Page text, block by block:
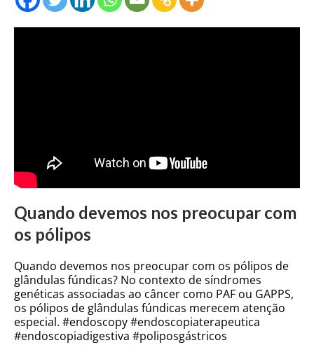
Quando devemos nos preocupar com
os pólipos
Quando devemos nos preocupar com os pólipos de
glândulas fúndicas? No contexto de síndromes
genéticas associadas ao câncer como PAF ou GAPPS,
os pólipos de glândulas fúndicas merecem atenção
especial. #endoscopy #endoscopiaterapeutica
#endoscopiadigestiva #poliposgástricos